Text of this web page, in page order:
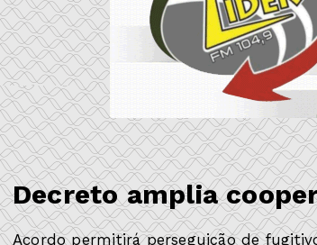
Decreto amplia
Acordo permitirá perseguição de